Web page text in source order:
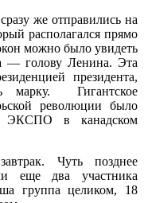
же отправились на
располагался прямо
можно было увидеть
— голову Ленина. Эта
президента,
марку. Гигантское
революции было
ЭКСПО в канадском
Чуть позднее
еще два участника
группа целиком, 18